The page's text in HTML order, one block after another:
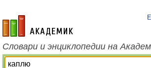
academic.ru
Словари и энциклопедии на